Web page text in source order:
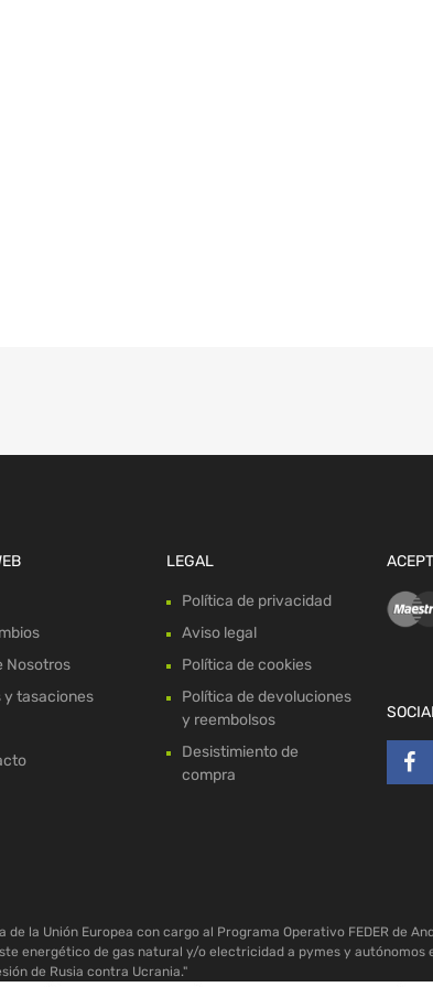
Nosotros
y tasaciones
LEGAL
Política de privacidad
Aviso legal
Política de cookies
Política de devoluciones
y reembolsos
Desistimiento de
compra
la Unión Europea con cargo al Programa Operativo FEDER de
energético de gas natural y/o electricidad a pymes y
de Rusia contra Ucrania."